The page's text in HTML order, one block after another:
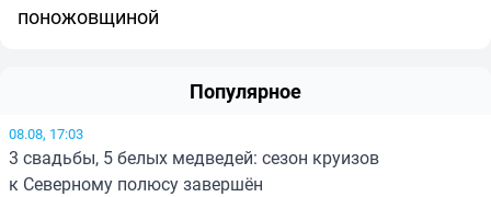
поножовщиной
Популярное
08.08, 17:03
3 свадьбы, 5 белых медведей: сезон круизов
к Северному полюсу завершён